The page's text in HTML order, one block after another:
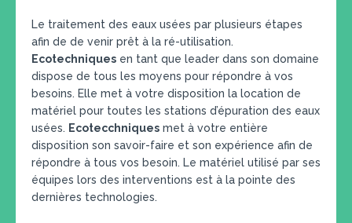
Le traitement des eaux usées par plusieurs étapes
afin de de venir prêt à la ré-utilisation.
Ecotechniques en tant que leader dans son domaine
dispose de tous les moyens pour répondre à vos
besoins. Elle met à votre disposition la location de
matériel pour toutes les stations d’épuration des eaux
usées. Ecotecchniques met à votre entière
disposition son savoir-faire et son expérience afin de
répondre à tous vos besoin. Le matériel utilisé par ses
équipes lors des interventions est à la pointe des
dernières technologies.